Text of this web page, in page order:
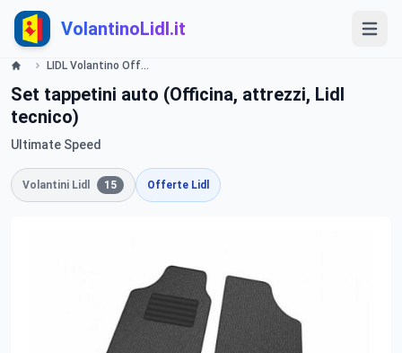
VolantinoLidl.it
LIDL Volantino Offerte e Promozioni - Fai Da Te - Offerte valide dal 19 novembre 2015 Lidl
Set tappetini auto (Officina, attrezzi, Lidl
tecnico)
Ultimate Speed
Volantini Lidl 15 Offerte Lidl